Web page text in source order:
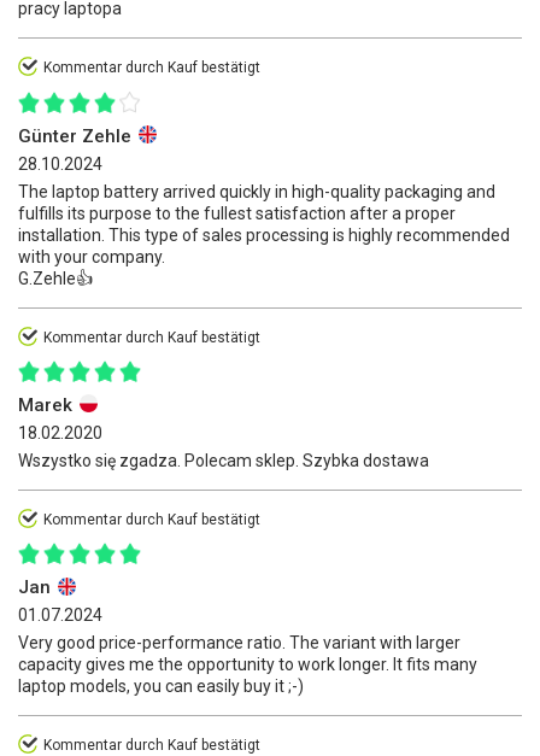
pracy laptopa
Kommentar durch Kauf bestätigt
Günter Zehle
28.10.2024
The laptop battery arrived quickly in high-quality packaging and
fulfills its purpose to the fullest satisfaction after a proper
installation. This type of sales processing is highly recommended
with your company.
G.Zehle👍
Kommentar durch Kauf bestätigt
Marek
18.02.2020
Wszystko się zgadza. Polecam sklep. Szybka dostawa
Kommentar durch Kauf bestätigt
Jan
01.07.2024
Very good price-performance ratio. The variant with larger
capacity gives me the opportunity to work longer. It fits many
laptop models, you can easily buy it ;-)
Kommentar durch Kauf bestätigt